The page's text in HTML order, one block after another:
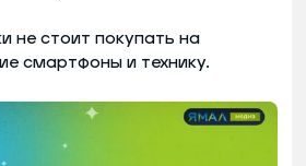
не стоит покупать на
смартфоны и технику.